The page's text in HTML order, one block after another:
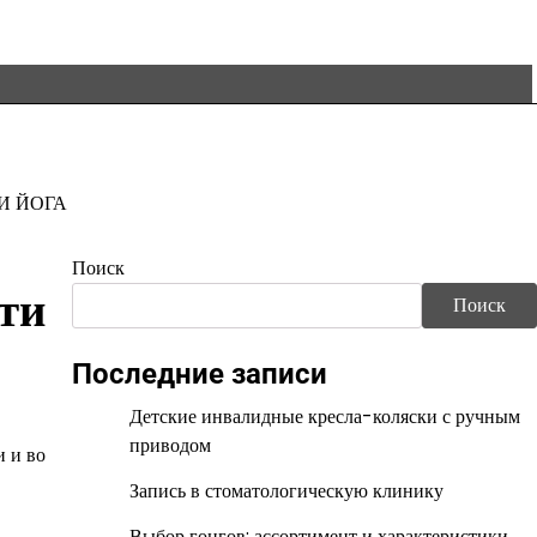
ЙОГА
и во
Поиск
Поиск
Последние записи
Детские инвалидные кресла-коляски с ручным
приводом
Запись в стоматологическую клинику